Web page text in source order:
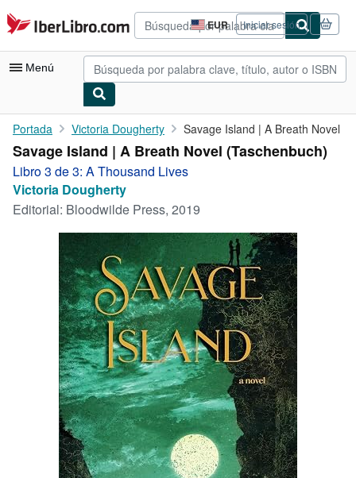
Pasar al contenido principal
IberLibro.com EUR
Preferencias
de
compra
del
Iniciar sesión
Menú
Mi cuenta
Consultar mis pedidos
Búsqueda avanzada
Colecciones
Arte y coleccionismo
Vendedores
Comenzar a vender
CERRAR
Portada Victoria Dougherty Savage Island | A Breath Novel
Savage Island | A Breath Novel (Taschenbuch)
Libro 3 de 3: A Thousand Lives
Victoria Dougherty
Editorial: Bloodwilde Press, 2019